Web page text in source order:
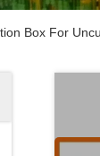
Box For